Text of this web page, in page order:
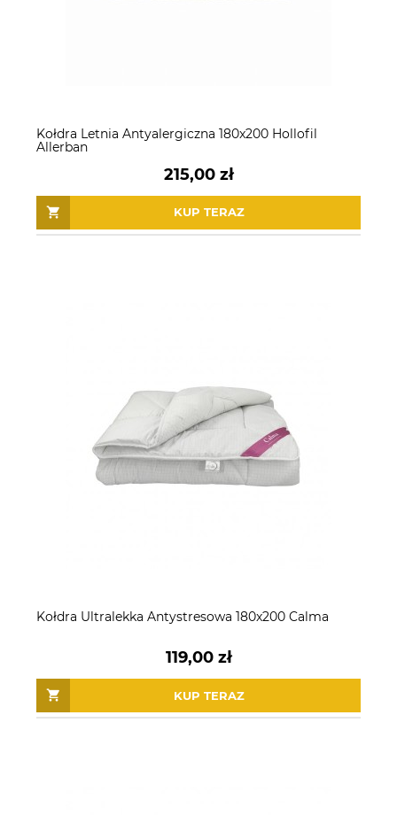
Kołdra Letnia Antyalergiczna 180x200 Hollofil
Allerban
215,00 zł
KUP TERAZ
Kołdra Ultralekka Antystresowa 180x200 Calma
119,00 zł
KUP TERAZ